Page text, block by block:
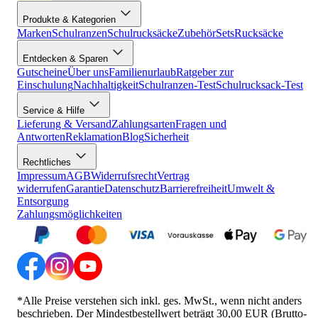
Produkte & Kategorien
MarkenSchulranzenSchulrucksäckeZubehörSetsRucksäcke
Entdecken & Sparen
GutscheineÜber unsFamilienurlaubRatgeber zur
EinschulungNachhaltigkeitSchulranzen-TestSchulrucksack-Test
Service & Hilfe
Lieferung & VersandZahlungsartenFragen und
AntwortenReklamationBlogSicherheit
Rechtliches
ImpressumAGBWiderrufsrechtVertrag
widerrufenGarantieDatenschutzBarrierefreiheitUmwelt &
Entsorgung
Zahlungsmöglichkeiten
*Alle Preise verstehen sich inkl. ges. MwSt., wenn nicht anders
beschrieben. Der Mindestbestellwert beträgt 30,00 EUR (Brutto-